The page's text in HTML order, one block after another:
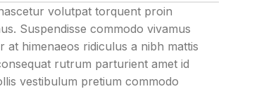
volutpat torquent proin
Suspendisse commodo vivamus
himenaeos ridiculus a nibh mattis
rutrum parturient amet id
vestibulum pretium commodo